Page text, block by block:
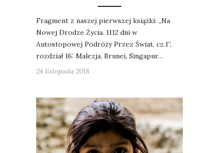
Fragment z naszej pierwszej książki: „Na
Nowej Drodze Życia. 1112 dni w
Autostopowej Podróży Przez Świat, cz.1”,
rozdział 16: Malezja, Brunei, Singapur…
24 listopada 2018